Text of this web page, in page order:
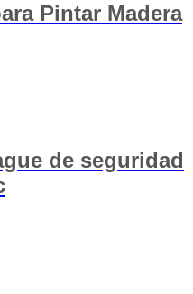
Pintar Madera
de seguridad